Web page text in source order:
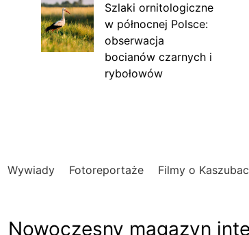
Szlaki ornitologiczne
w północnej Polsce:
obserwacja
bocianów czarnych i
rybołowów
Wywiady Fotoreportaże Filmy o
Nowoczesny magazyn